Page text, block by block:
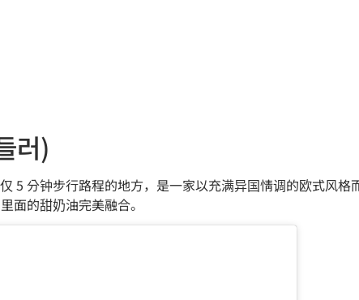
러)
5 分钟步行路程的地方，是一家以充满异国情调的欧式风
面的甜奶油完美融合。